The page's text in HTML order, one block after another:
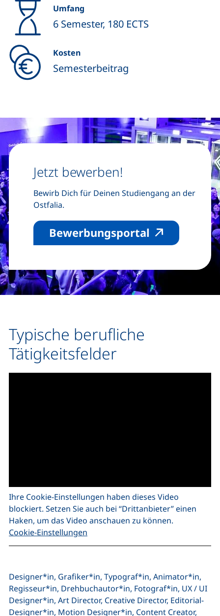
Umfang
6 Semester, 180 ECTS
Kosten
Semesterbeitrag
Jetzt bewerben!
Bewirb Dich für Deinen Studiengang an der
Ostfalia.
Bewerbungsportal (externer
Typische berufliche
Tätigkeitsfelder
Ihre Cookie-Einstellungen haben dieses Video
blockiert. Setzen Sie auch bei “Drittanbieter” einen
Haken, um das Video anschauen zu können.
Cookie-Einstellungen
Designer*in, Grafiker*in, Typograf*in, Animator*in,
Regisseur*in, Drehbuchautor*in, Fotograf*in, UX / UI
Designer*in, Art Director, Creative Director, Editorial-
Designer*in, Motion Designer*in, Content Creator,